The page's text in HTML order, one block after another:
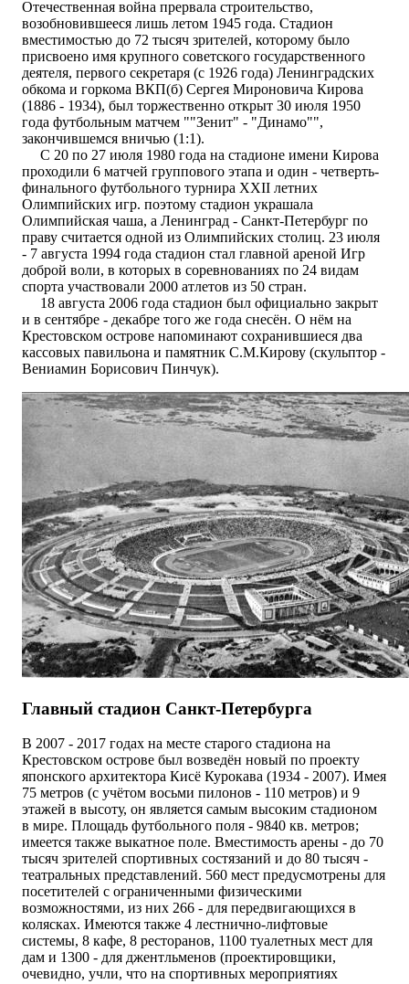
Отечественная война прервала строительство,
возобновившееся лишь летом 1945 года. Стадион
вместимостью до 72 тысяч зрителей, которому было
присвоено имя крупного советского государственного
деятеля, первого секретаря (с 1926 года) Ленинградских
обкома и горкома ВКП(б) Сергея Мироновича Кирова
(1886 - 1934), был торжественно открыт 30 июля 1950
года футбольным матчем ""Зенит" - "Динамо"",
закончившемся вничью (1:1).
С 20 по 27 июля 1980 года на стадионе имени Кирова
проходили 6 матчей группового этапа и один - четверть-
финального футбольного турнира XXII летних
Олимпийских игр. поэтому стадион украшала
Олимпийская чаша, а Ленинград - Санкт-Петербург по
праву считается одной из Олимпийских столиц. 23 июля
- 7 августа 1994 года стадион стал главной ареной Игр
доброй воли, в которых в соревнованиях по 24 видам
спорта участвовали 2000 атлетов из 50 стран.
18 августа 2006 года стадион был официально закрыт
и в сентябре - декабре того же года снесён. О нём на
Крестовском острове напоминают сохранившиеся два
кассовых павильона и памятник С.М.Кирову (скульптор -
Вениамин Борисович Пинчук).
Главный стадион Санкт-Петербурга
В 2007 - 2017 годах на месте старого стадиона на
Крестовском острове был возведён новый по проекту
японского архитектора Кисё Курокава (1934 - 2007). Имея
75 метров (с учётом восьми пилонов - 110 метров) и 9
этажей в высоту, он является самым высоким стадионом
в мире. Площадь футбольного поля - 9840 кв. метров;
имеется также выкатное поле. Вместимость арены - до 70
тысяч зрителей спортивных состязаний и до 80 тысяч -
театральных представлений. 560 мест предусмотрены для
посетителей с ограниченными физическими
возможностями, из них 266 - для передвигающихся в
колясках. Имеются также 4 лестнично-лифтовые
системы, 8 кафе, 8 ресторанов, 1100 туалетных мест для
дам и 1300 - для джентльменов (проектировщики,
очевидно, учли, что на спортивных мероприятиях